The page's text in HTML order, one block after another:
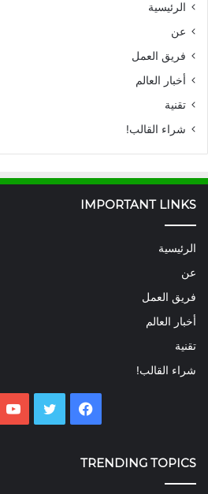
الرئيسية
عن
فريق العمل
أخبار العالم
تقنية
شراء القالب!
IMPORTANT LINKS
الرئيسية
عن
فريق العمل
أخبار العالم
تقنية
شراء القالب!
فيسبوك تويتر
TRENDING TOPICS